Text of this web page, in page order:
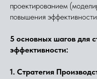
проектированием
повышения
5 основных шагов для
эффективности:
1. Стратегия